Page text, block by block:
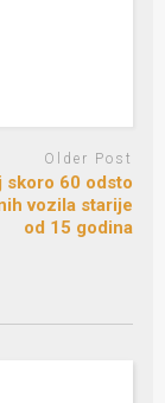
Older Post
skoro 60 odsto
vozila starije
od 15 godina